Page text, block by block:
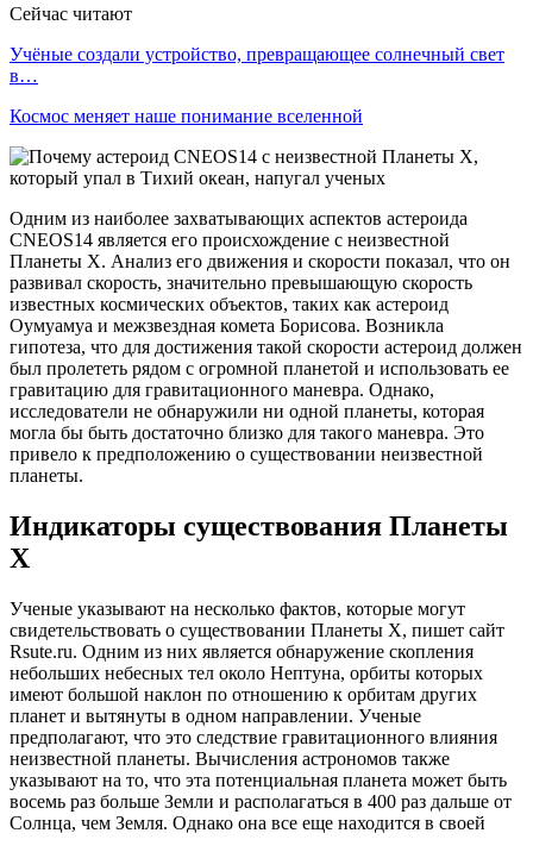
Сейчас читают
Учёные создали устройство, превращающее солнечный свет
в…
Космос меняет наше понимание вселенной
Одним из наиболее захватывающих аспектов астероида
CNEOS14 является его происхождение с неизвестной
Планеты Х. Анализ его движения и скорости показал, что он
развивал скорость, значительно превышающую скорость
известных космических объектов, таких как астероид
Оумуамуа и межзвездная комета Борисова. Возникла
гипотеза, что для достижения такой скорости астероид должен
был пролететь рядом с огромной планетой и использовать ее
гравитацию для гравитационного маневра. Однако,
исследователи не обнаружили ни одной планеты, которая
могла бы быть достаточно близко для такого маневра. Это
привело к предположению о существовании неизвестной
планеты.
Индикаторы существования Планеты
Х
Ученые указывают на несколько фактов, которые могут
свидетельствовать о существовании Планеты Х, пишет сайт
Rsute.ru. Одним из них является обнаружение скопления
небольших небесных тел около Нептуна, орбиты которых
имеют большой наклон по отношению к орбитам других
планет и вытянуты в одном направлении. Ученые
предполагают, что это следствие гравитационного влияния
неизвестной планеты. Вычисления астрономов также
указывают на то, что эта потенциальная планета может быть
восемь раз больше Земли и располагаться в 400 раз дальше от
Солнца, чем Земля. Однако она все еще находится в своей